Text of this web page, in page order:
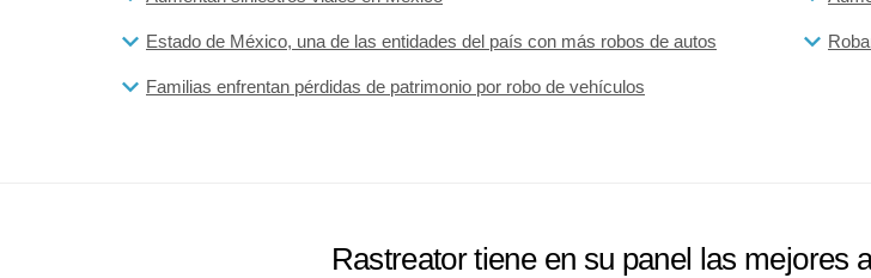
Estado de México, una de las entidades del país con más robos de autos
Familias enfrentan pérdidas de patrimonio por robo de vehículos
Rastreator tiene en su panel las mejores